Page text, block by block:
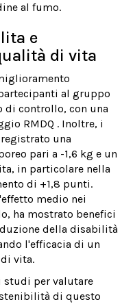
al fumo.
e
di vita
al gruppo
di controllo, con una
RMDQ . Inoltre, i
una
pari a -1,6 kg e un
in particolare nella
di +1,8 punti.
medio nei
ha mostrato benefici
della disabilità
l'efficacia di un
vita.
studi per valutare
di questo